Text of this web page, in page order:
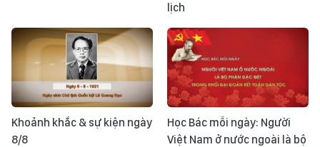
lịch
Khoảnh khắc & sự kiện ngày
8/8
Học Bác mỗi ngày: Người
Việt Nam ở nước ngoài là bộ